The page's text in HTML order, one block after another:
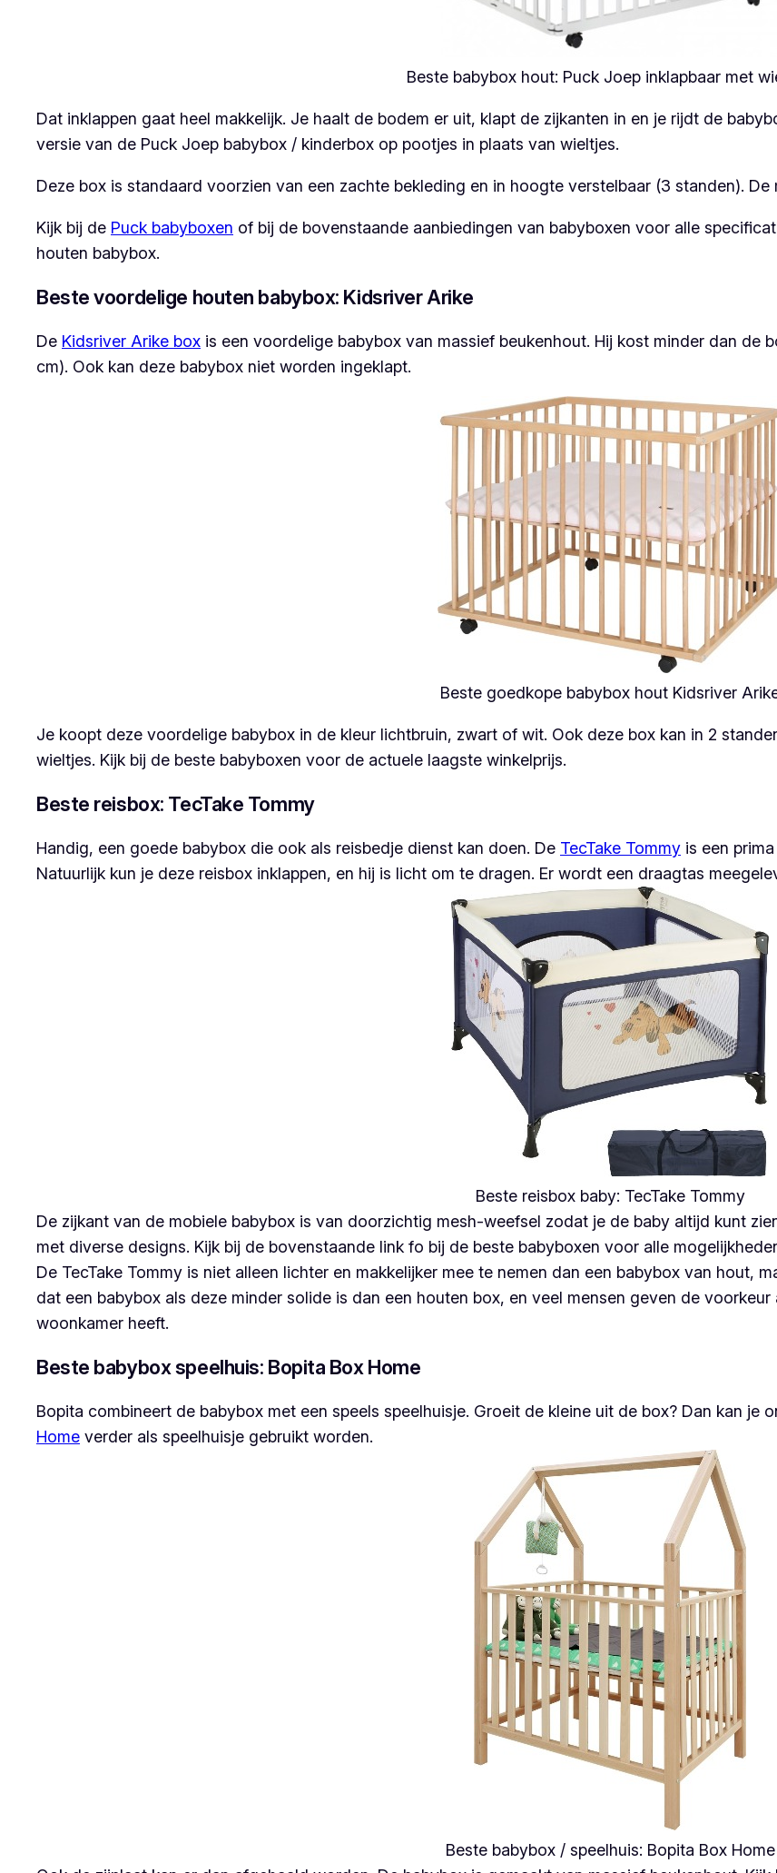
Beste babybox hout: Puck Joep inklapbaar met
Dat inklappen gaat heel makkelijk. Je haalt de bodem er uit, klapt de zijkanten in en je rijdt de
versie van de Puck Joep babybox / kinderbox op pootjes in plaats van wieltjes.
Deze box is standaard voorzien van een zachte bekleding en in hoogte verstelbaar (3 standen).
Kijk bij de Puck babyboxen of bij de bovenstaande aanbiedingen van babyboxen voor alle
houten babybox.
Beste voordelige houten babybox: Kidsriver Arike
De Kidsriver Arike box is een voordelige babybox van massief beukenhout. Hij kost minder dan
cm). Ook kan deze babybox niet worden ingeklapt.
Beste goedkope babybox hout Kidsriver
Je koopt deze voordelige babybox in de kleur lichtbruin, zwart of wit. Ook deze box kan in 2
wieltjes. Kijk bij de beste babyboxen voor de actuele laagste winkelprijs.
Beste reisbox: TecTake Tommy
Handig, een goede babybox die ook als reisbedje dienst kan doen. De TecTake Tommy is een
Natuurlijk kun je deze reisbox inklappen, en hij is licht om te dragen. Er wordt een draagtas
Beste reisbox baby: TecTake Tommy
De zijkant van de mobiele babybox is van doorzichtig mesh-weefsel zodat je de baby altijd kunt
met diverse designs. Kijk bij de bovenstaande link fo bij de beste babyboxen voor alle
De TecTake Tommy is niet alleen lichter en makkelijker mee te nemen dan een babybox van hout,
dat een babybox als deze minder solide is dan een houten box, en veel mensen geven de
woonkamer heeft.
Beste babybox speelhuis: Bopita Box Home
Bopita combineert de babybox met een speels speelhuisje. Groeit de kleine uit de box? Dan kan je
Home verder als speelhuisje gebruikt worden.
Beste babybox / speelhuis: Bopita Box Home